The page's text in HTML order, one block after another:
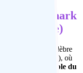
Pipli – Konark
de route)
, un village célèbre
Konark (60 km), où
temple du